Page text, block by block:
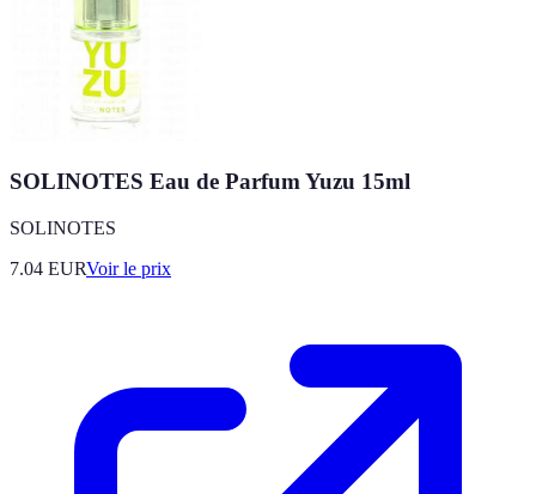
SOLINOTES Eau de Parfum Yuzu 15ml
SOLINOTES
7.04 EURVoir le prix